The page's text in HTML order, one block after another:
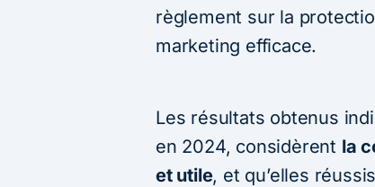
règlement sur la
marketing efficace.
Les résultats obtenus
en 2024, considèrent la
et utile, et qu’elles